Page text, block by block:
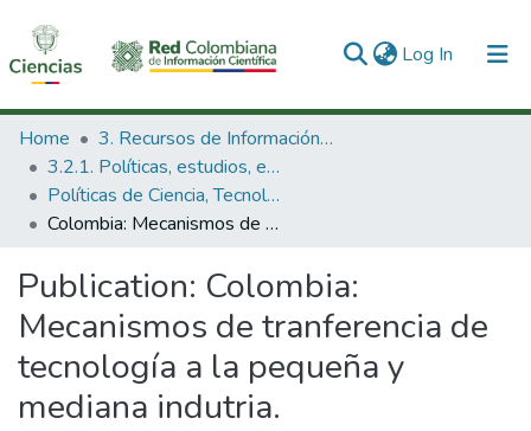
Log In (current)
Communities & Collections
All of DSpace
Statistics
Home
3. Recursos de Información Científica y Tecnológica
3.2.1. Políticas, estudios, evaluaciones e indicadores de CTeI
Políticas de Ciencia, Tecnología e Innovación
Colombia: Mecanismos de tranferencia de tecnología a la pequeña y mediana indutria.
Publication: Colombia:
Mecanismos de tranferencia de
tecnología a la pequeña y
mediana indutria.